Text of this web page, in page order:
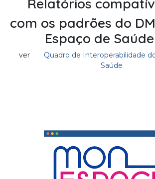
Relatórios
com os padrões do
Espaço de
ver Quadro de Interoperabilidade
Saúde